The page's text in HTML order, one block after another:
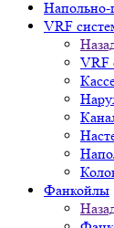
VRF
VRF
Фанкойлы